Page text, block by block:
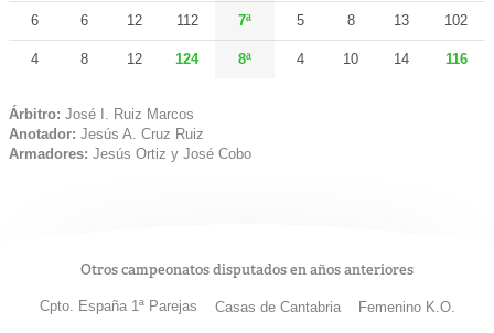
6 6 12 112 7ª 5 8 13 102
4 8 12 124 8ª 4 10 14 116
Árbitro: José I. Ruiz Marcos
Anotador: Jesús A. Cruz Ruiz
Armadores: Jesús Ortiz y José Cobo
Otros campeonatos disputados en años anteriores
Cpto. España 1ª Parejas Casas de Cantabria Femenino K.O.